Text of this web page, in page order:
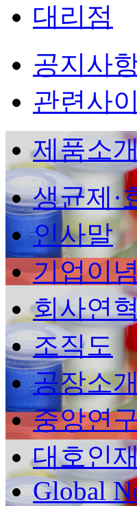
대리점
공지사
관련사
제품소
생균제·
인사말
기업이
회사연
조직도
공장소
중앙연
대호인
Global